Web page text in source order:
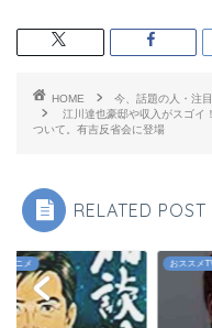
HOME
今、話題の人・注
江川達也豪邸や収入がスゴイ
ついて。有吉反省会に登場
RELATED POST
アニメ おススメ